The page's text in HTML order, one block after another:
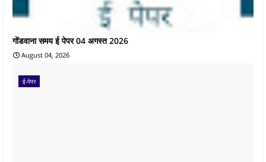
गोंडवाना समय ई पेपर 04 अगस्त 2026
August 04, 2026
ई-पेपर